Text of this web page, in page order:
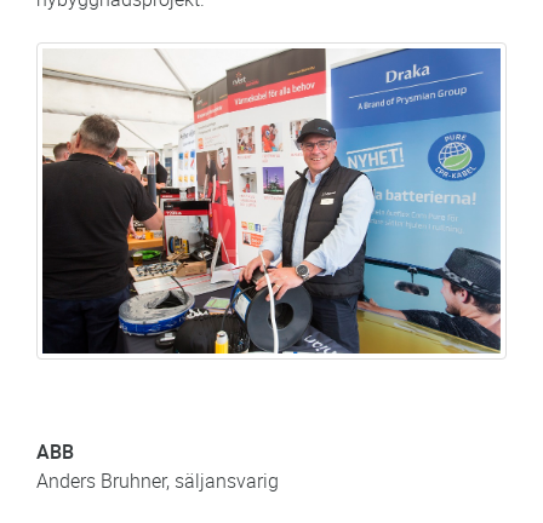
ABB
Anders Bruhner, säljansvarig